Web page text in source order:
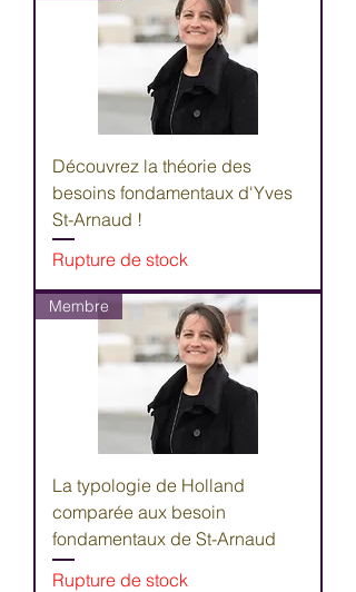
Découvrez la théorie des
besoins fondamentaux d'Yves
St-Arnaud !
Rupture de stock
Membre
La typologie de Holland
comparée aux besoin
fondamentaux de St-Arnaud
Rupture de stock